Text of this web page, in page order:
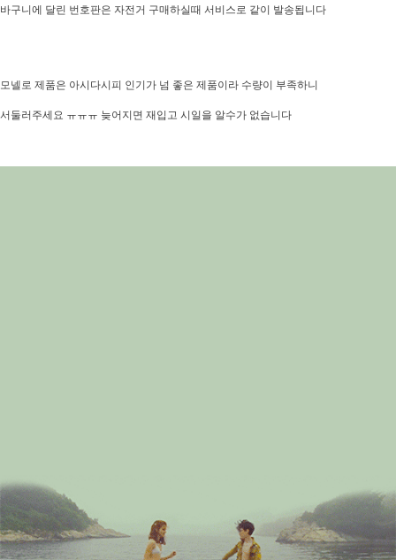
바구니에 달린 번호판은 자전거 구매하실때 서비스로 같이 발송됩니다
모넬로 제품은 아시다시피 인기가 넘 좋은 제품이라 수량이 부족하니
서둘러주세요 ㅠㅠㅠ 늦어지면 재입고 시일을 알수가 없습니다